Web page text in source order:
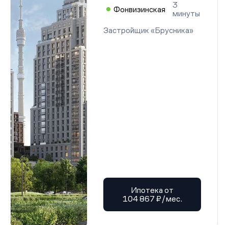
Фонвизинская
3
минуты
Застройщик «Брусника»
Ипотека от
104 867 ₽/мес.